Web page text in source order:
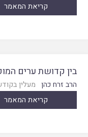
קריאת המאמר
בין קדושת ערים
הרב זרח כהן מעלין
קריאת המאמר